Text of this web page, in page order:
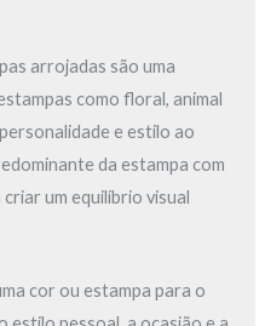
arrojadas são uma
como floral, animal
e estilo ao
da estampa com
um equilíbrio visual
cor ou estampa para o